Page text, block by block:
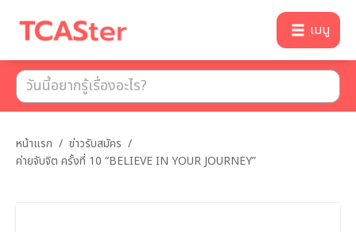
เมนู
หน้าแรก / ข่าวรับสมัคร /
ค่ายจับจิต ครั้งที่ 10 “BELIEVE IN YOUR JOURNEY”